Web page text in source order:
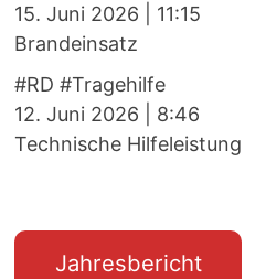
15. Juni 2026
11:15
Brandeinsatz
#RD #Tragehilfe
12. Juni 2026
8:46
Technische Hilfeleistung
Jahresbericht